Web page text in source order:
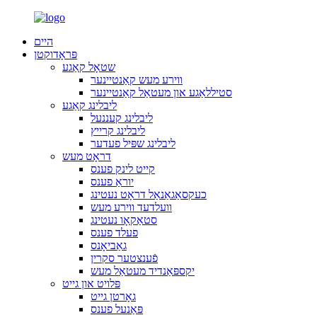
היים
פּראָדוקטן
שטאָל קאַגע
ווירע מעש קאַנטיינער
סטיללאַגע און מעטאַל קאַנטיינער
ליבלינג קאַגע
ליבלינג קעננעל
ליבלינג קרייץ
ליבלינג שפּיל פעדער
דראָט מעש
קייט לינק פענס
יוראַ פענס
כעקסאַגאַנאַל דראָט נעטינג
וועלדעד ווירע מעש
סטאַקאָו נעטינג
פעלד פענס
גאַביאָנס
פֿענצטער סקרין
יקספּאַנדיד מעטאַל מעש
פּלויט און גייט
גאָרטן גייט
פּאַנעל פענס